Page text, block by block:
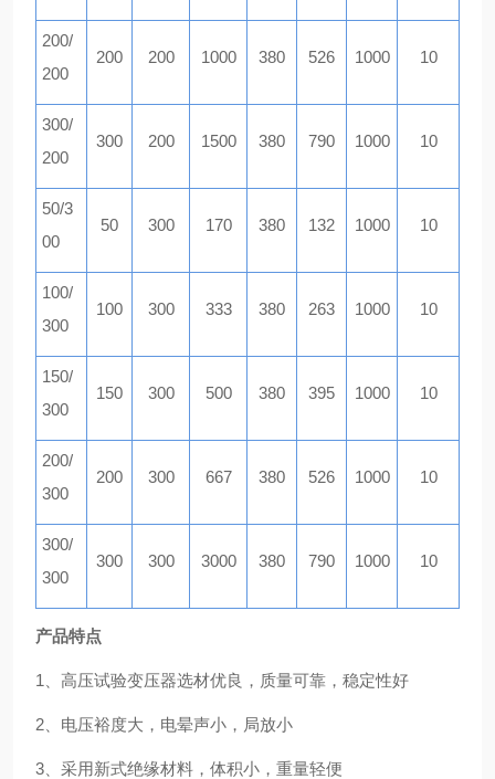
200/
200
200 200 1000 380 526 1000 10
300/
200
300 200 1500 380 790 1000 10
50/3
00
50 300 170 380 132 1000 10
100/
300
100 300 333 380 263 1000 10
150/
300
150 300 500 380 395 1000 10
200/
300
200 300 667 380 526 1000 10
300/
300
300 300 3000 380 790 1000 10
产品特点
1、 高压试验变压器选材优良，质量可靠，稳定性好
2 、电压裕度大，电晕声小，局放小
3 、采用新式绝缘材料，体积小，重量轻便